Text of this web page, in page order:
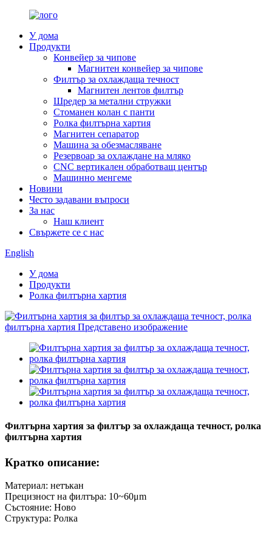
У дома
Продукти
Конвейер за чипове
Магнитен конвейер за чипове
Филтър за охлаждаща течност
Магнитен лентов филтър
Шредер за метални стружки
Стоманен колан с панти
Ролка филтърна хартия
Магнитен сепаратор
Машина за обезмасляване
Резервоар за охлаждане на мляко
CNC вертикален обработващ център
Машинно менгеме
Новини
Често задавани въпроси
За нас
Наш клиент
Свържете се с нас
English
У дома
Продукти
Ролка филтърна хартия
Филтърна хартия за филтър за охлаждаща течност, ролка
филтърна хартия
Кратко описание:
Материал: нетъкан
Прецизност на филтъра: 10~60μm
Състояние: Ново
Структура: Ролка